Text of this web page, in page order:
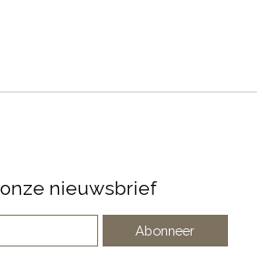
nieuwsbrief
Abonneer